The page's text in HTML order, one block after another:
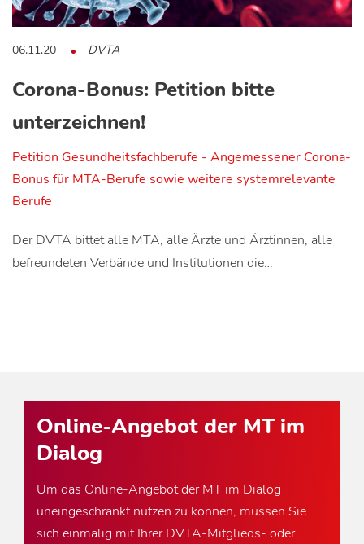
06.11.20 DVTA
Corona-Bonus: Petition bitte
unterzeichnen!
Petition Gesundheitsfachberufe - Angemessener Corona-
Bonus für MTA-Berufe sowie weitere systemrelevante
Berufe
Der DVTA bittet alle MTA, alle Ärzte und Ärztinnen, alle
befreundeten Verbände und Institutionen die…
Online-Angebot der MT im
Dialog
Um das Online-Angebot der MT im Dialog
uneingeschränkt nutzen zu können, müssen Sie
sich einmalig mit Ihrer DVTA-Mitglieds- oder